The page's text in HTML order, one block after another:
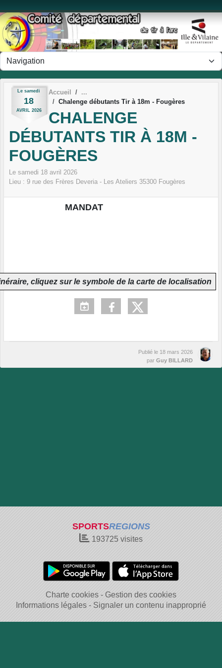
Le samedi
18
AVRIL 2026
Accueil
Chalenge débutants Tir à 18m - Fougères
CHALENGE
DÉBUTANTS TIR À 18M -
FOUGÈRES
Le samedi 18 avril 2026
Lieu : 9 rue des Frères Deveria - Les Ateliers 35300 Fougères
MANDAT
cliquez sur le symbole de la carte de localisation
Publié le 18 mars 2026
par Guy BILLARD
SPORTSREGIONS
193725 visites
Charte cookies
Gestion des cookies
Informations légales
Signaler un contenu inapproprié